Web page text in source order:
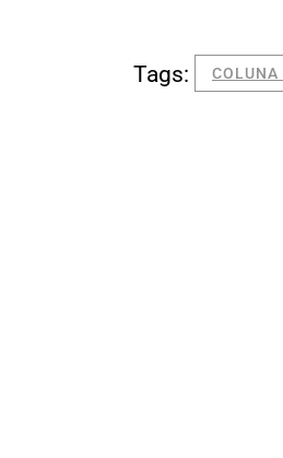
Tags: COLUNA